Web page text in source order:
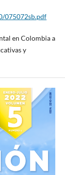
075072sb.pdf
en Colombia a
y